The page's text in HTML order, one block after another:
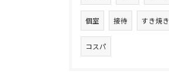
個室 接待 すき焼き
コスパ